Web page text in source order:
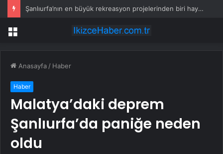
Şanlıurfa’nın en büyük rekreasyon projelerinden biri hayata geçiyor
Menü
Anasayfa / Haber
Haber
Malatya’daki deprem
Şanlıurfa’da paniğe neden
oldu